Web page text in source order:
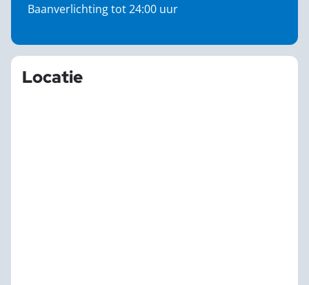
Baanverlichting tot 24:00 uur
Locatie